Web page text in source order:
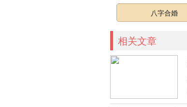
八字合婚
相关文章